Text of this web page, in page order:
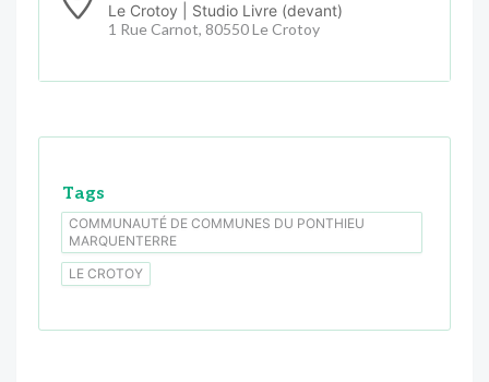
Le Crotoy | Studio Livre (devant)
1 Rue Carnot, 80550 Le Crotoy
Tags
COMMUNAUTÉ DE COMMUNES DU PONTHIEU
MARQUENTERRE
LE CROTOY